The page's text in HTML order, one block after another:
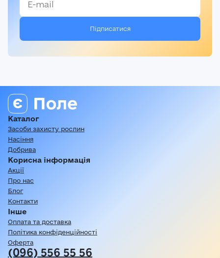
Каталог
Засоби захисту рослин
Насіння
Добрива
Корисна інформація
Акції
Про нас
Блог
Контакти
Інше
Оплата та доставка
Політика конфіденційності
Оферта
(096) 556 55 56